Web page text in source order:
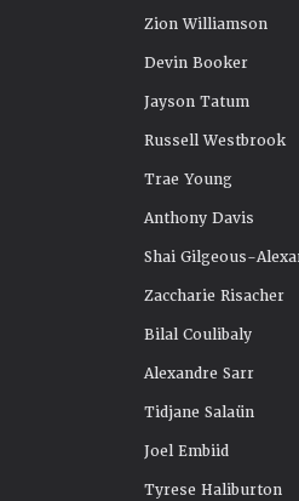
Zion Williamson
Devin Booker
Jayson Tatum
Russell Westbrook
Trae Young
Anthony Davis
Shai Gilgeous-
Zaccharie Risacher
Bilal Coulibaly
Alexandre Sarr
Tidjane Salaün
Joel Embiid
Tyrese Haliburton